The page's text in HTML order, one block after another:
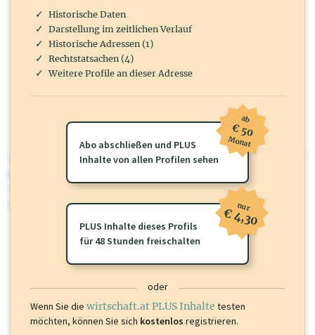
wirtschaft.at PLUS
Sie momentan nicht einsehen können. Schalten Sie dieses Profil frei
oder loggen Sie sich ein um diese Inhalte zu sehen.
Historische Daten
Darstellung im zeitlichen Verlauf
Historische Adressen (1)
Rechtstatsachen (4)
Weitere Profile an dieser Adresse
Abo abschließen und PLUS
Inhalte von allen Profilen sehen
ab
€ 50
Monat
PLUS Inhalte dieses Profils
für 48 Stunden freischalten
nur
€ 4,30
oder
Wenn Sie die wirtschaft.at PLUS Inhalte testen
möchten, können Sie sich kostenlos registrieren.